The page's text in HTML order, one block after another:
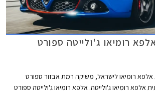
רומיאו ג'ולייטה ספורט
רומיאו לישראל, משיקה רמת אבזור ספורט
רומיאו ג'ולייטה. אלפא רומיאו ג'ולייטה ספורט